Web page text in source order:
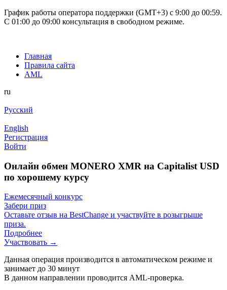
График работы оператора поддержки (GMT+3) c 9:00 до 00:59.
С 01:00 до 09:00 консультация в свободном режиме.
Главная
Правила сайта
AML
ru
Русский
English
Регистрация
Войти
Онлайн обмен MONERO XMR на Capitalist USD
по хорошему курсу
Ежемесячный конкурс
Забери приз
Оставьте отзыв на BestChange и участвуйте в розыгрыше
приза.
Подробнее
Участвовать →
Данная операция производится в автоматическом режиме и
занимает до 30 минут
В данном направлении проводится AML-проверка.